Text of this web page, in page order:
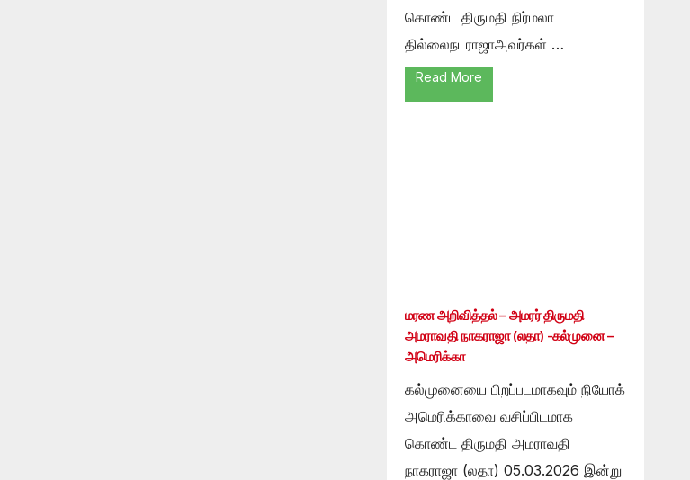
கொண்ட திருமதி நிர்மலா
தில்லைநடராஜாஅவர்கள் …
Read More
மரண அறிவித்தல் – அமரர் திருமதி
அமராவதி நாகராஜா (லதா) -கல்முனை –
அமெரிக்கா
கல்முனையை பிறப்படமாகவும் நியோக்
அமெரிக்காவை வசிப்பிடமாக
கொண்ட திருமதி அமராவதி
நாகராஜா (லதா) 05.03.2026 இன்று